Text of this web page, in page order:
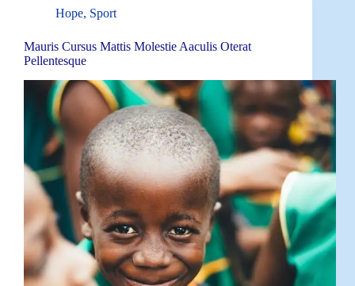
Hope, Sport
Mauris Cursus Mattis Molestie Aaculis Oterat
Pellentesque